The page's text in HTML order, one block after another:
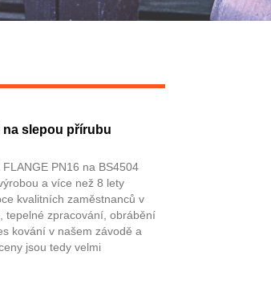
na slepou přírubu
PN16 na BS4504
a více než 8 lety
kvalitních zaměstnanců v
tepelné zpracování, obrábění
kování v našem závodě a
jsou tedy velmi